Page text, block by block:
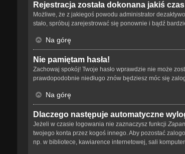
Rejestracja została dokonana jakiś
Możliwe, że z jakiegoś powodu administrator
stało, spróbuj zarejestrować się ponownie i bądź
Na górę
Nie pamiętam hasła!
Zachowaj spokój! Twoje hasło wprawdzie nie może
prawdopodobnie niedługo znów będziesz móc się
Na górę
Dlaczego następuje automatyczne
Jeżeli w czasie logowania nie zaznaczysz funkcji
twojego konta przez kogoś innego. Aby pozostać
np. w bibliotece, kawiarence internetowej, sali